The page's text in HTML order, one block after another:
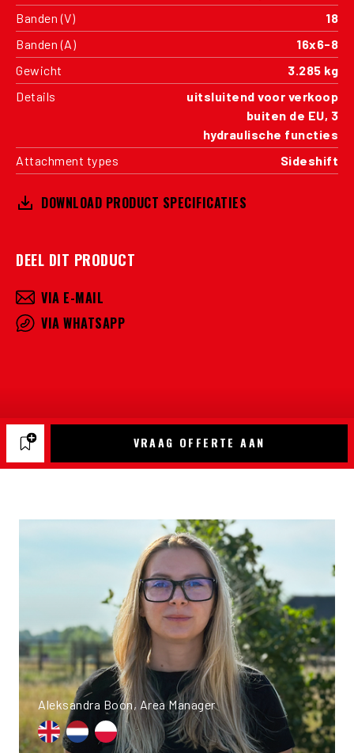
Banden (V)
18
Banden (A)
16x6-8
Gewicht
3.285 kg
Details
uitsluitend voor verkoop
buiten de EU, 3
hydraulische functies
Attachment types
Sideshift
DOWNLOAD PRODUCT SPECIFICATIES
DEEL DIT PRODUCT
VIA E-MAIL
VIA WHATSAPP
VRAAG OFFERTE AAN
Aleksandra Boon, Area Manager